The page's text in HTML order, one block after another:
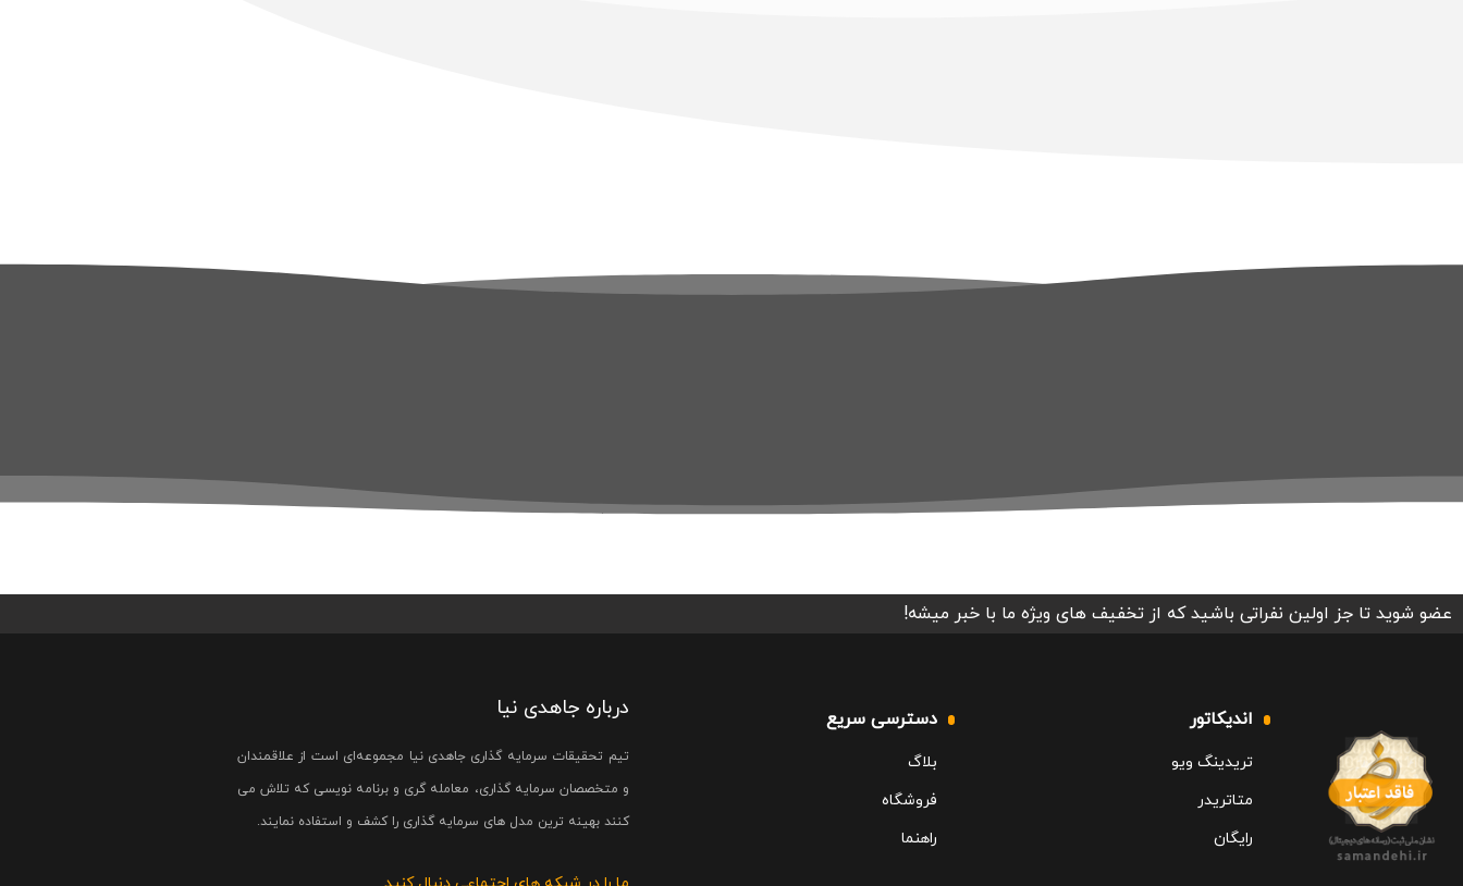
عضو شوید تا جز اولین نفراتی باشید که از تخفیف های ویژه ما با خبر میشه!
اندیکاتور
تریدینگ ویو
متاتریدر
رایگان
دسترسی سریع
بلاگ
فروشگاه
راهنما
درباره جاهدی نیا
تیم تحقیقات سرمایه گذاری جاهدی نیا مجموعه‌ای است از علاقمندان
و متخصصان سرمایه گذاری، معامله گری و برنامه نویسی که تلاش می
کنند بهینه ترین مدل های سرمایه گذاری را کشف و استفاده نمایند.